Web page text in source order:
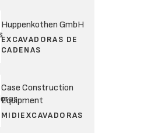
Huppenkothen GmbH
EXCAVADORAS DE
CADENAS
Case Construction
Equipment
MIDIEXCAVADORAS